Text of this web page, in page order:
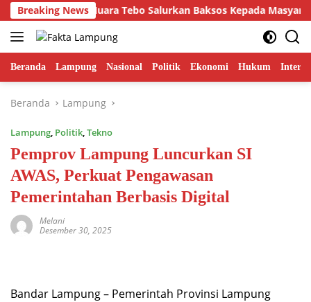
Langsung
ke
konten
Breaking News
Lapas Muara Tebo Salurkan Baksos Kepada Masyarakat
Beranda Lampung Nasional Politik Ekonomi Hukum
Beranda Lampung
Lampung, Politik,Tekno
Pemprov Lampung Luncurkan SI
AWAS, Perkuat Pengawasan
Pemerintahan Berbasis Digital
Melani
Desember 30, 2025
Bandar Lampung – Pemerintah Provinsi Lampung